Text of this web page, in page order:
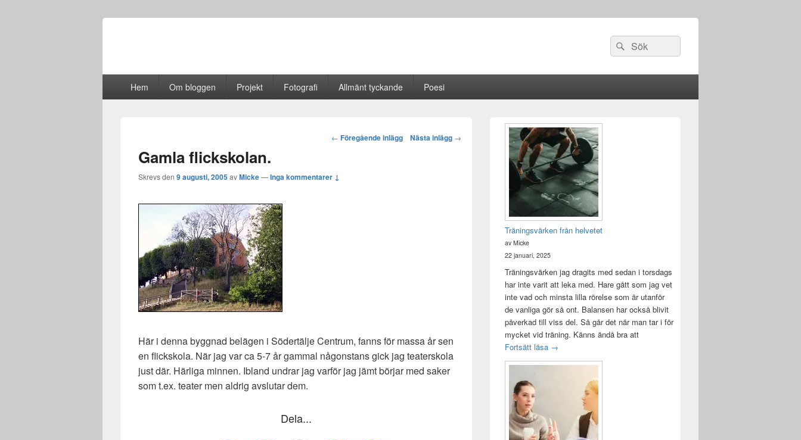
Sök
efter:
Sök
Hem Om bloggen Projekt Fotografi Allmänt tyckande Poesi
Post
← Föregående inlägg Nästa inlägg →
Gamla flickskolan.
Skrevs den 9 augusti, 2005avMicke—Inga kommentarer ↓
Här i denna byggnad belägen i Södertälje Centrum, fanns för massa år sen
en flickskola. När jag var ca 5-7 år gammal någonstans gick jag teaterskola
just där. Härliga minnen. Ibland undrar jag varför jag jämt börjar med saker
som t.ex. teater men aldrig avslutar dem.
Dela...
Primära
sidofältet
Widget
område
Träningsvärken från helvetet
av Micke
22 januari, 2025
Träningsvärken jag dragits med sedan i torsdags
har inte varit att leka med. Hare gått som jag vet
inte vad och minsta lilla rörelse som är utanför
de vanliga gör så ont. Balansen har också blivit
påverkad till viss del. Så går det när man tar i för
mycket vid träning. Känns ändå bra att
Fortsätt läsa Träningsvärken från helvetet
→